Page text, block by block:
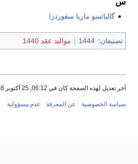
گالياتسو ماريا سفوردزا
تصنيفان:
1444 مواليد عقد 1440
آخر تعديل لهذه الصفحة كان في 06:12, 25 أكتوبر 2008.
سياسة الخصوصية عن المعرفة عدم مسؤولية